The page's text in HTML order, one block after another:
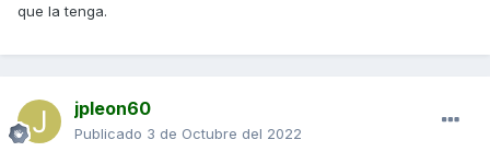
que la tenga.
jpleon60
Publicado 3 de Octubre del 2022